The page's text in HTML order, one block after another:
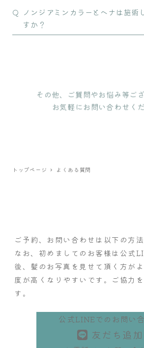
ノンジアミンカラーとヘナは施術
すか？
その他、ご質問やお悩み等ご
お気軽にお問い合わせくだ
トップページ よくある質問
ご予約、お問い合わせは以下の方法
なお、初めましてのお客様は公式
後、髪のお写真を見せて頂く方が
度が高くなりやすいです。ご協力
す。
公式LINEでのお問い
友だち追加